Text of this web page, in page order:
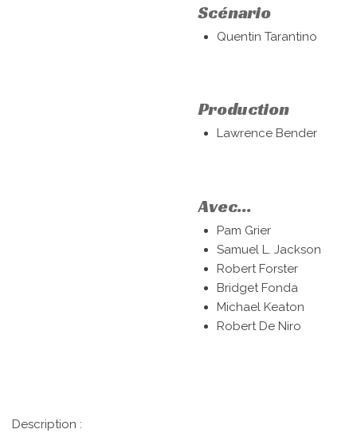
Scénario
Quentin Tarantino
Production
Lawrence Bender
Avec...
Pam Grier
Samuel L. Jackson
Robert Forster
Bridget Fonda
Michael Keaton
Robert De Niro
Description :